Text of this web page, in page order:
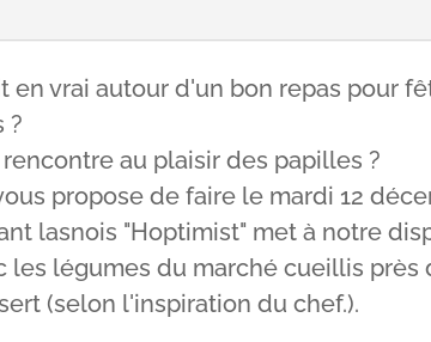
en vrai autour d'un bon repas pour
?
au plaisir des papilles ?
propose de faire le mardi 12
lasnois "Hoptimist" met à notre
les légumes du marché cueillis
(selon l'inspiration du chef.).